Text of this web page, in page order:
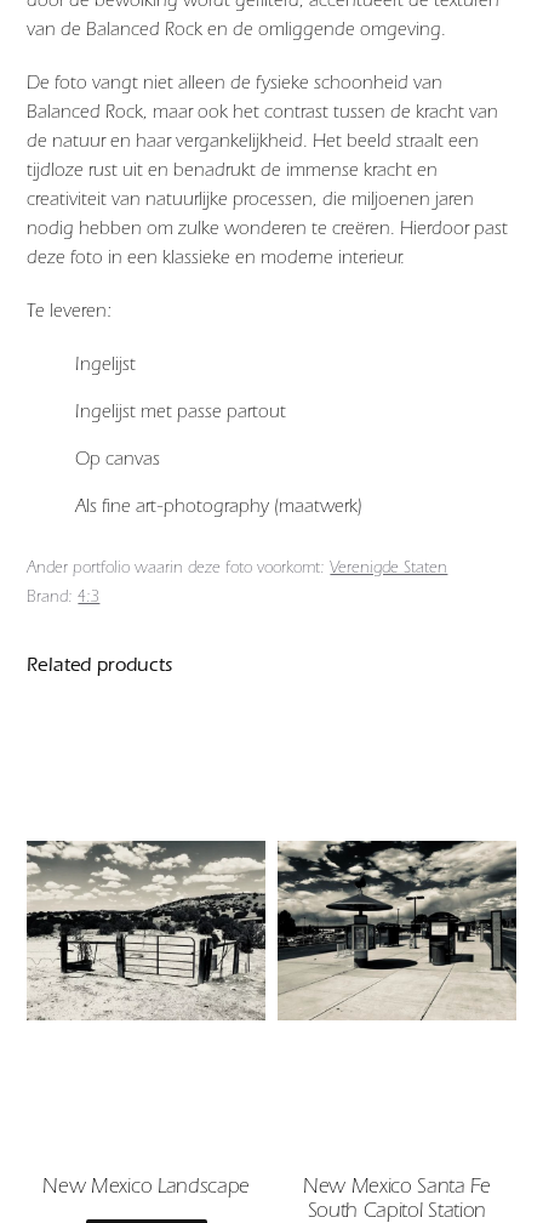
van de Balanced Rock en de omliggende omgeving.
De foto vangt niet alleen de fysieke schoonheid van
Balanced Rock, maar ook het contrast tussen de kracht van
de natuur en haar vergankelijkheid. Het beeld straalt een
tijdloze rust uit en benadrukt de immense kracht en
creativiteit van natuurlijke processen, die miljoenen jaren
nodig hebben om zulke wonderen te creëren. Hierdoor past
deze foto in een klassieke en moderne interieur.
Te leveren:
Ingelijst
Ingelijst met passe partout
Op canvas
Als fine art-photography (maatwerk)
Ander portfolio waarin deze foto voorkomt:Verenigde Staten
Brand:4:3
Related products
New Mexico Landscape
New Mexico Santa Fe
South Capitol Station